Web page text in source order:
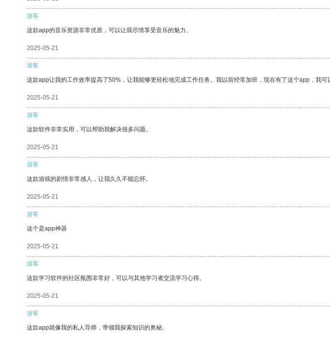
游客
这款app的音乐资源非常优质，可以让我尽情享受音乐的魅力。
2025-05-21
游客
这款app让我的工作效率提高了50%，让我能够更轻松地完成工作任务。我以前经常加班，现在有了这个app，我可
2025-05-21
游客
这款软件非常实用，可以帮助我解决很多问题。
2025-05-21
游客
这款游戏的剧情非常感人，让我久久不能忘怀。
2025-05-21
游客
这个是app神器
2025-05-21
游客
这款学习软件的社区氛围非常好，可以与其他学习者交流学习心得。
2025-05-21
游客
这款app就像我的私人导师，带领我探索知识的奥秘。